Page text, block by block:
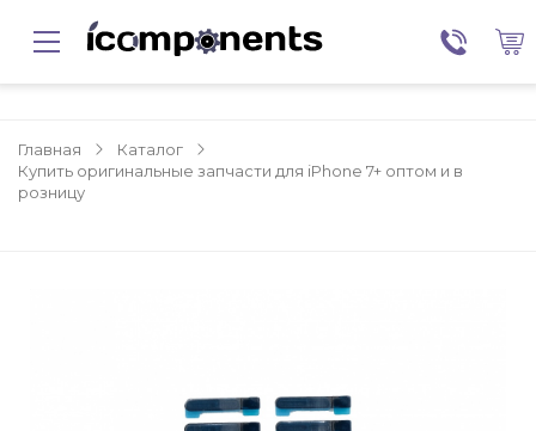
Главная
Каталог
Купить оригинальные запчасти для iPhone 7+ оптом и в
розницу